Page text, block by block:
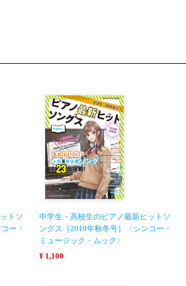
トソ
ー・
中学生・高校生のピアノ最新ヒットソ
ングス［2019年秋冬号］〈シンコー・
ミュージック・ムック〉
¥ 1,100